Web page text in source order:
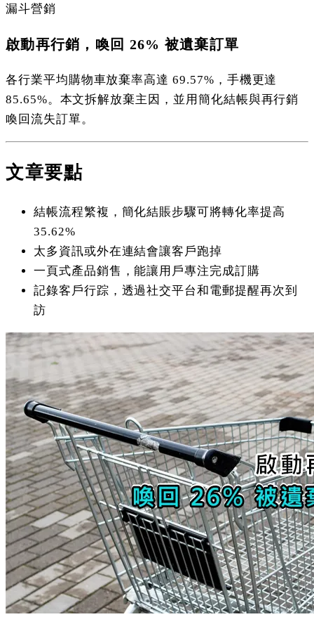
漏斗營銷
啟動再行銷，喚回 26% 被遺棄訂單
各行業平均購物車放棄率高達 69.57%，手機更達
85.65%。本文拆解放棄主因，並用簡化結帳與再行銷
喚回流失訂單。
文章要點
結帳流程繁複，簡化結賬步驟可將轉化率提高
35.62%
太多資訊或外在連結會讓客戶跑掉
一頁式產品銷售，能讓用戶專注完成訂購
記錄客戶行踪，透過社交平台和電郵提醒再次到
訪